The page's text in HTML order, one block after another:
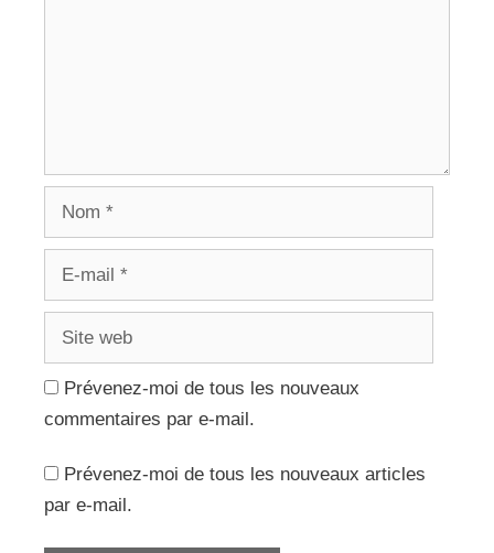
Prévenez-moi de tous les nouveaux
commentaires par e-mail.
Prévenez-moi de tous les nouveaux articles
par e-mail.